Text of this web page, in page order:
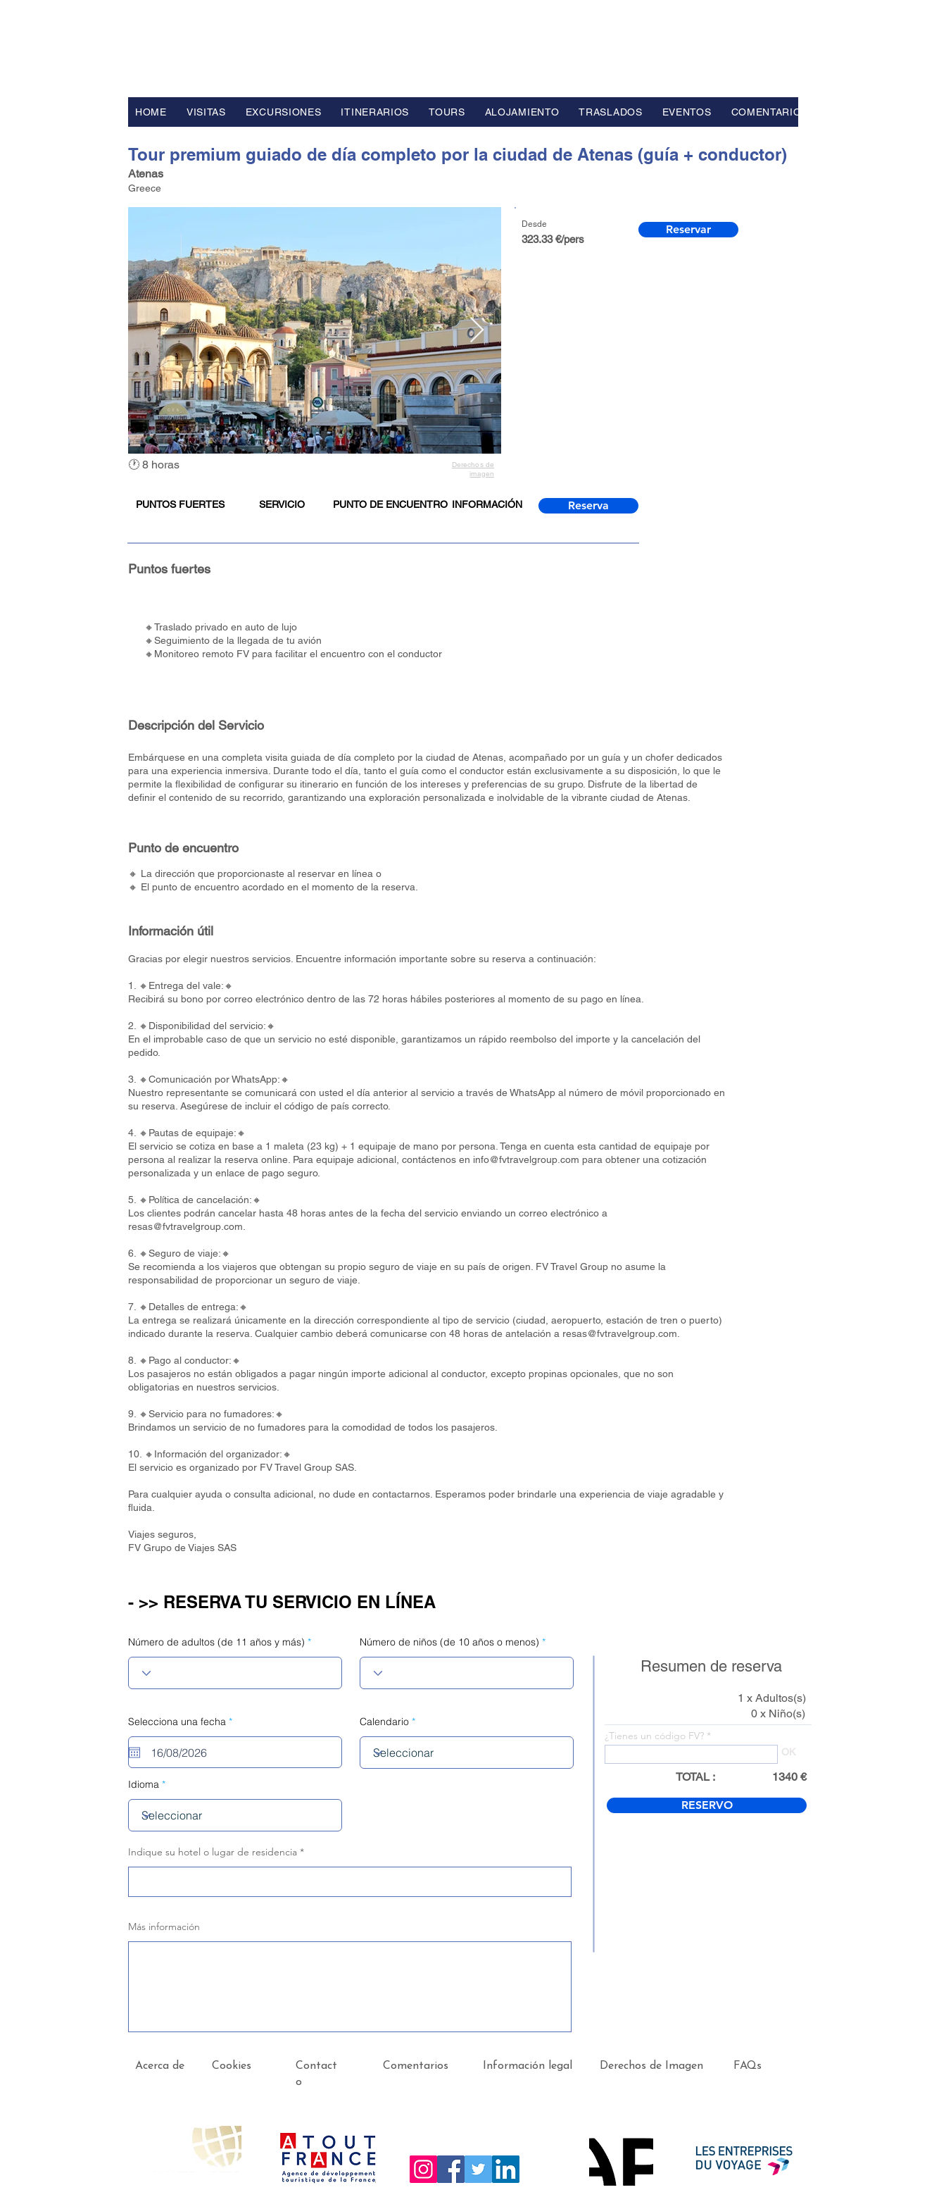
HOME VISITAS EXCURSIONES ITINERARIOS TOURS ALOJAMIENTO TRASLADOS EVENTOS COMENTARIOS
Tour premium guiado de día completo por la ciudad de Atenas (guía + conductor)
Atenas
Greece
🕐 8 horas
Derechos de
imagen
Desde
323.33 €/pers
Reservar
PUNTOS FUERTES SERVICIO PUNTO DE ENCUENTRO INFORMACIÓN Reserva
Puntos fuertes
🔸Traslado privado en auto de lujo
🔸Seguimiento de la llegada de tu avión
🔸Monitoreo remoto FV para facilitar el encuentro con el conductor
Descripción del Servicio
Embárquese en una completa visita guiada de día completo por la ciudad de Atenas, acompañado por un guía y un chofer dedicados
para una experiencia inmersiva. Durante todo el día, tanto el guía como el conductor están exclusivamente a su disposición, lo que le
permite la flexibilidad de configurar su itinerario en función de los intereses y preferencias de su grupo. Disfrute de la libertad de
definir el contenido de su recorrido, garantizando una exploración personalizada e inolvidable de la vibrante ciudad de Atenas.
Punto de encuentro
🔸 La dirección que proporcionaste al reservar en línea o
🔸 El punto de encuentro acordado en el momento de la reserva.
Información útil
Gracias por elegir nuestros servicios. Encuentre información importante sobre su reserva a continuación:
1. 🔸Entrega del vale:🔸
Recibirá su bono por correo electrónico dentro de las 72 horas hábiles posteriores al momento de su pago en línea.
2. 🔸Disponibilidad del servicio:🔸
En el improbable caso de que un servicio no esté disponible, garantizamos un rápido reembolso del importe y la cancelación del
pedido.
3. 🔸Comunicación por WhatsApp:🔸
Nuestro representante se comunicará con usted el día anterior al servicio a través de WhatsApp al número de móvil proporcionado en
su reserva. Asegúrese de incluir el código de país correcto.
4. 🔸Pautas de equipaje:🔸
El servicio se cotiza en base a 1 maleta (23 kg) + 1 equipaje de mano por persona. Tenga en cuenta esta cantidad de equipaje por
persona al realizar la reserva online. Para equipaje adicional, contáctenos en info@fvtravelgroup.com para obtener una cotización
personalizada y un enlace de pago seguro.
5. 🔸Política de cancelación:🔸
Los clientes podrán cancelar hasta 48 horas antes de la fecha del servicio enviando un correo electrónico a
resas@fvtravelgroup.com
6. 🔸Seguro de viaje:🔸
Se recomienda a los viajeros que obtengan su propio seguro de viaje en su país de origen. FV Travel Group no asume la
responsabilidad de proporcionar un seguro de viaje.
7. 🔸Detalles de entrega:🔸
La entrega se realizará únicamente en la dirección correspondiente al tipo de servicio (ciudad, aeropuerto, estación de tren o puerto)
indicado durante la reserva. Cualquier cambio deberá comunicarse con 48 horas de antelación a resas@fvtravelgroup.com
8. 🔸Pago al conductor:🔸
Los pasajeros no están obligados a pagar ningún importe adicional al conductor, excepto propinas opcionales, que no son
obligatorias en nuestros servicios.
9. 🔸Servicio para no fumadores:🔸
Brindamos un servicio de no fumadores para la comodidad de todos los pasajeros.
10. 🔸Información del organizador:🔸
El servicio es organizado por FV Travel Group SAS.
Para cualquier ayuda o consulta adicional, no dude en contactarnos. Esperamos poder brindarle una experiencia de viaje agradable y
fluida.
Viajes seguros,
FV Grupo de Viajes SAS
- >> RESERVA TU SERVICIO EN LÍNEA
Indique su hotel o lugar de residencia
Selecciona una fecha *r
q
r
Número de niños (de 10 años o menos)
Número de adultos (de 11 años y más)
Resumen de reserva
1 x Adultos(s)
0 x Niño(s)
¿Tienes un código FV?
OK
TOTAL : 1340 €
RESERVO
Idioma
Calendario
Más información
Acerca de Cookies
Contact
o
Comentarios Información legal Derechos de Imagen FAQs